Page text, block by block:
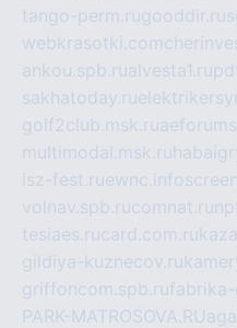
tango-perm.rugooddir.ru
webkrasotki.com
ankou.spb.rualvesta1.ru
sakhatoday.ru
golf2club.msk.ru
multimodal.msk.ru
isz-fest.ruewnc.info
volnav.spb.rucomnat.ru
tesiaes.rucard.com.ru
gildiya-kuznecov.ru
griffoncom.spb.ru
PARK-MATROSOVA.RU